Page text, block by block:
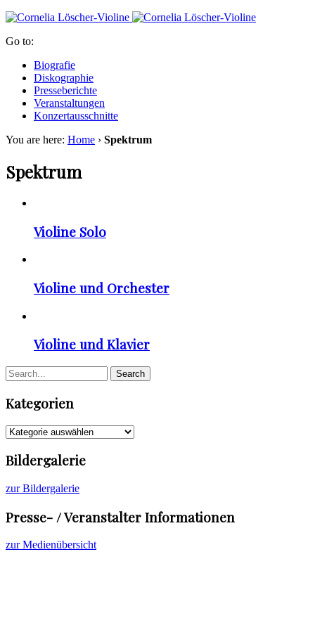
Go to:
Biografie
Diskographie
Presseberichte
Veranstaltungen
Konzertausschnitte
You are here: Home › Spektrum
Spektrum
Violine Solo
Violine und Orchester
Violine und Klavier
Kategorien
Kategorien
Bildergalerie
zur Bildergalerie
Presse- / Veranstalter Informationen
zur Medienübersicht